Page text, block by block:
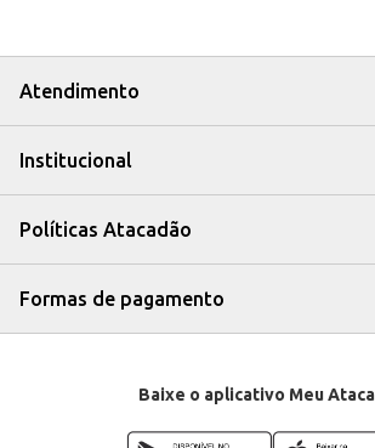
Atendimento
Institucional
Políticas Atacadão
Formas de pagamento
Baixe o aplicativo Meu